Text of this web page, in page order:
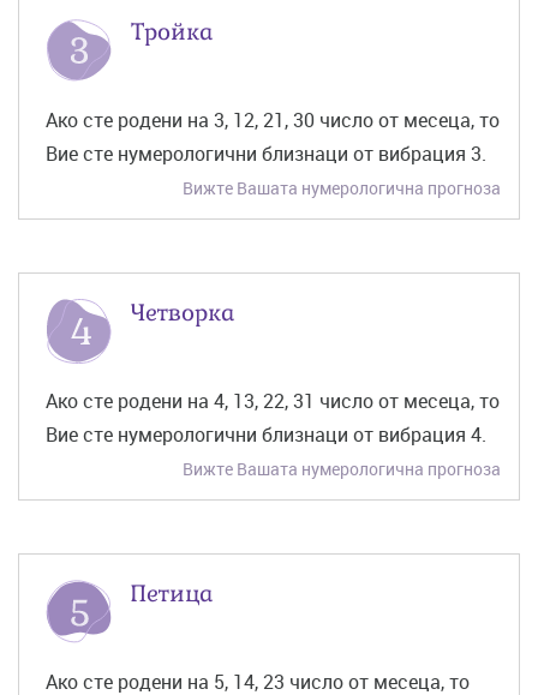
Тройка
Ако сте родени на 3, 12, 21, 30 число от месеца, то
Вие сте нумерологични близнаци от вибрация 3.
Вижте Вашата нумерологична прогноза
Четворка
Ако сте родени на 4, 13, 22, 31 число от месеца, то
Вие сте нумерологични близнаци от вибрация 4.
Вижте Вашата нумерологична прогноза
Петица
Ако сте родени на 5, 14, 23 число от месеца, то